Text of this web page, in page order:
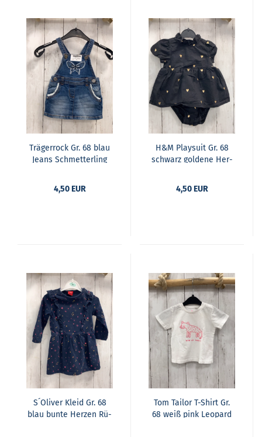
Trä­ger­rock Gr. 68 blau
Jeans Schmet­ter­ling
4,50 EUR
H&M Play­suit Gr. 68
schwarz gol­de­ne Her­
4,50 EUR
S´Oli­ver Kleid Gr. 68
blau bunte Her­zen Rü­
Tom Tailor T-​Shirt Gr.
68 weiß pink Leo­pard